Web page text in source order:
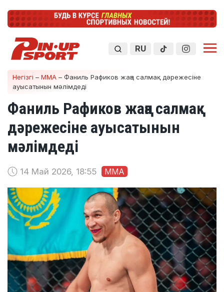
RU
Негізгі – ММА – Фаниль Рафиков жаңа салмақ дәрежесіне
ауысатынын мәлімдеді
Фаниль Рафиков жаңа салмақ
дәрежесіне ауысатынын
мәлімдеді
14 Май 2026, 18:55 ММА